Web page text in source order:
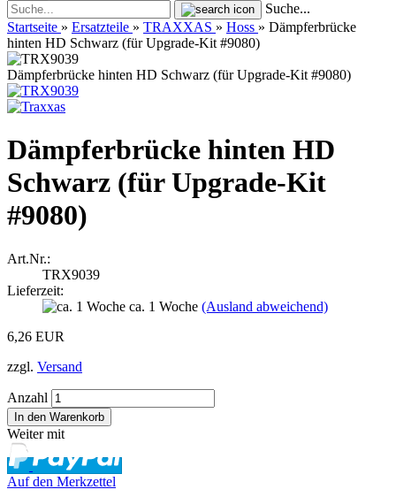
Suche...
Startseite » Ersatzteile » TRAXXAS » Hoss » Dämpferbrücke
hinten HD Schwarz (für Upgrade-Kit #9080)
Dämpferbrücke hinten HD Schwarz (für Upgrade-Kit #9080)
Dämpferbrücke hinten HD
Schwarz (für Upgrade-Kit
#9080)
Art.Nr.:
TRX9039
Lieferzeit:
ca. 1 Woche (Ausland abweichend)
6,26 EUR
zzgl. Versand
Anzahl
Weiter mit
Auf den Merkzettel